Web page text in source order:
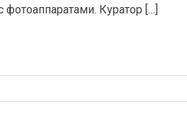
Куратор […]